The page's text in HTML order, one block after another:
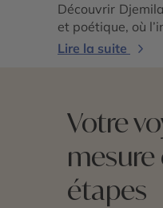
Découvrir
et poétique, où
Lire la suite
Votre
mesure
étapes